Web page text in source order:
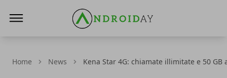
Home News Kena Star 4G: chiamate illimitate e 50 GB